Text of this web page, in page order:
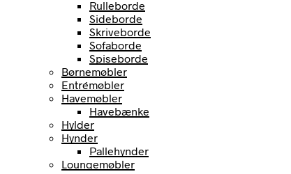
Rulleborde
Sideborde
Skriveborde
Sofaborde
Spiseborde
Børnemøbler
Entrémøbler
Havemøbler
Havebænke
Hylder
Hynder
Pallehynder
Loungemøbler